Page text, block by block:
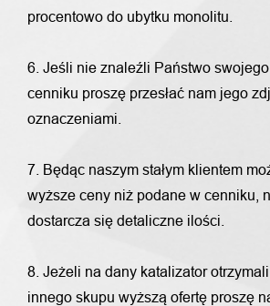
procentowo do ubytku monolitu.
6. Jeśli nie znaleźli Państwo
cenniku proszę przesłać nam jego
oznaczeniami.
7. Będąc naszym stałym klientem
wyższe ceny niż podane w cenniku,
dostarcza się detaliczne ilości.
8. Jeżeli na dany katalizator
innego skupu wyższą ofertę proszę